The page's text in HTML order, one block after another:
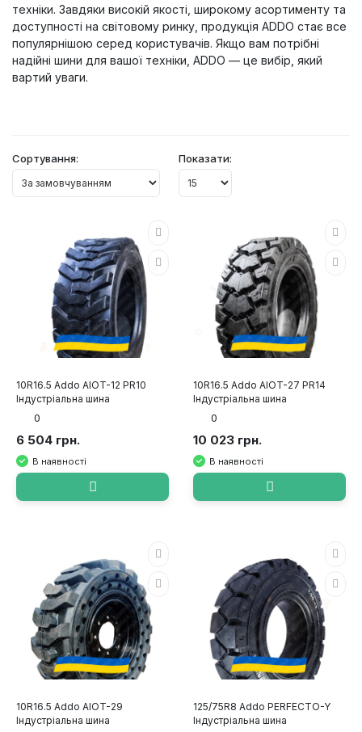
техніки. Завдяки високій якості, широкому асортименту та
доступності на світовому ринку, продукція ADDO стає все
популярнішою серед користувачів. Якщо вам потрібні
надійні шини для вашої техніки, ADDO — це вибір, який
вартий уваги.
Сортування: Показати:
10R16.5 Addo AIOT-12 PR10
Індустріальна шина
0
6 504 грн.
В наявності
10R16.5 Addo AIOT-27 PR14
Індустріальна шина
0
10 023 грн.
В наявності
10R16.5 Addo AIOT-29
Індустріальна шина
125/75R8 Addo PERFECTO-Y
Індустріальна шина